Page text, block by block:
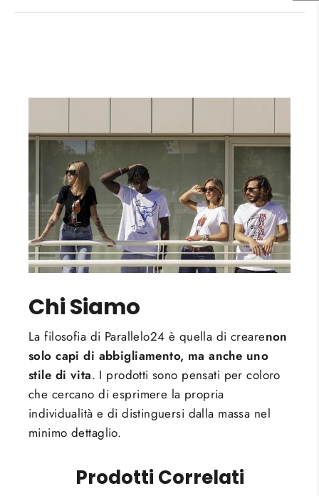
Chi Siamo
La filosofia di Parallelo24 è quella di crearenon
solo capi di abbigliamento, ma anche uno
stile di vita. I prodotti sono pensati per coloro
che cercano di esprimere la propria
individualità e di distinguersi dalla massa nel
minimo dettaglio.
Prodotti Correlati